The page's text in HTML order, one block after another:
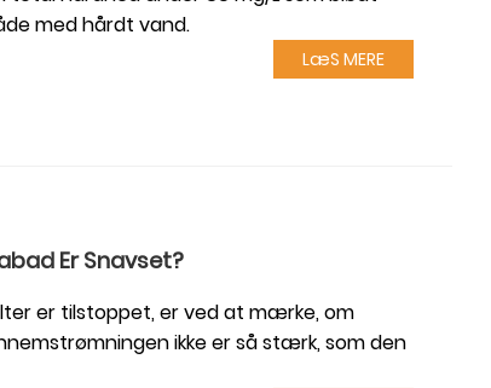
med hårdt vand.
LæS MERE
Er Snavset?
er tilstoppet, er ved at mærke, om
ikke er så stærk, som den